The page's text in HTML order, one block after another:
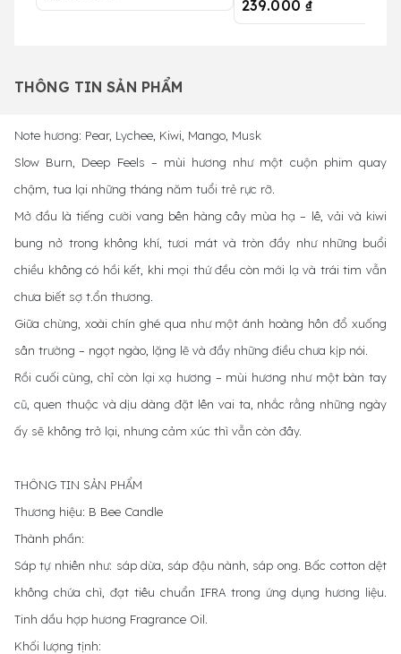
239.000 ₫
THÔNG TIN SẢN PHẨM
Note hương: Pear, Lychee, Kiwi, Mango, Musk
Slow Burn, Deep Feels – mùi hương như một cuộn phim quay
chậm, tua lại những tháng năm tuổi trẻ rực rỡ.
Mở đầu là tiếng cười vang bên hàng cây mùa hạ – lê, vải và kiwi
bung nở trong không khí, tươi mát và tròn đầy như những buổi
chiều không có hồi kết, khi mọi thứ đều còn mới lạ và trái tim vẫn
chưa biết sợ t.ổn thương.
Giữa chừng, xoài chín ghé qua như một ánh hoàng hôn đổ xuống
sân trường – ngọt ngào, lặng lẽ và đầy những điều chưa kịp nói.
Rồi cuối cùng, chỉ còn lại xạ hương – mùi hương như một bàn tay
cũ, quen thuộc và dịu dàng đặt lên vai ta, nhắc rằng những ngày
ấy sẽ không trở lại, nhưng cảm xúc thì vẫn còn đây.
THÔNG TIN SẢN PHẨM
Thương hiệu: B Bee Candle
Thành phần:
Sáp tự nhiên như: sáp dừa, sáp đậu nành, sáp ong. Bấc cotton dệt
không chứa chì, đạt tiêu chuẩn IFRA trong ứng dụng hương liệu.
Tinh dầu hợp hương Fragrance Oil.
Khối lượng tịnh: